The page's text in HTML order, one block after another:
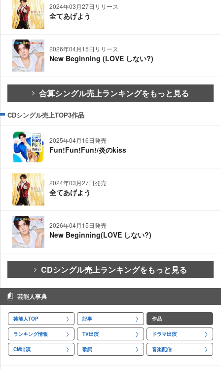
2024年03月27日リリース
全てあげよう
2026年04月15日リリース
New Beginning (LOVE しない?)
合算シングル売上ランキングをもっと見る
CDシングル売上TOP3作品
2025年04月16日発売
Fun!Fun!Fun!/炎のkiss
2024年03月27日発売
全てあげよう
2026年04月15日発売
New Beginning(LOVE しない?)
CDシングル売上ランキングをもっと見る
芸能人事典
芸能人TOP 記事 作品
ランキング情報 TV出演 ドラマ出演
CM出演 歌詞 音楽配信